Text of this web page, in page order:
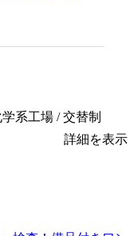
系工場 / 交替制
詳細を表示